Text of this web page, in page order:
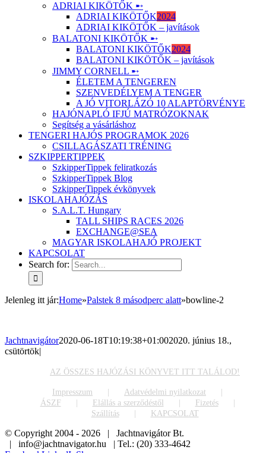
ADRIAI KIKÖTŐK ➸
ADRIAI KIKÖTŐK2024
ADRIAI KIKÖTŐK – javítások
BALATONI KIKÖTŐK ➸
BALATONI KIKÖTŐK2024
BALATONI KIKÖTŐK – javítások
JIMMY CORNELL ➸
ÉLETEM A TENGEREN
SZENVEDÉLYEM A TENGER
A JÓ VITORLÁZÓ 10 ALAPTÖRVÉNYE
HAJÓNAPLÓ IFJÚ MATRÓZOKNAK
Segítség a vásárláshoz
TENGERI HAJÓS PROGRAMOK 2026
CSILLAGÁSZATI TRÉNING
SZKIPPERTIPPEK
SzkipperTippek feliratkozás
SzkipperTippek Blog
SzkipperTippek évkönyvek
ISKOLAHAJÓZÁS
S.A.L.T. Hungary
TALL SHIPS RACES 2026
EXCHANGE@SEA
MAGYAR ISKOLAHAJÓ PROJEKT
KAPCSOLAT
Search for:
Jelenleg itt jár:Home»Palstek 8 másodperc alatt»bowline-2
Jachtnavigátor2020-06-18T10:19:38+01:002020. június 18.,
csütörtök|
AZ ÖSSZES HAJÓZÁSI KÖNYVET ITT TALÁLOD!
Impresszum
Adatvédelmi nyilatkozat
ÁSZF
Elállás a szerződéstől
Fizetés
Szállítás
KAPCSOLAT
© Copyright 2004 - 2026 | Jachtnavigátor Bt.
| info@jachtnavigator.hu | Tel.: (20) 333-4642